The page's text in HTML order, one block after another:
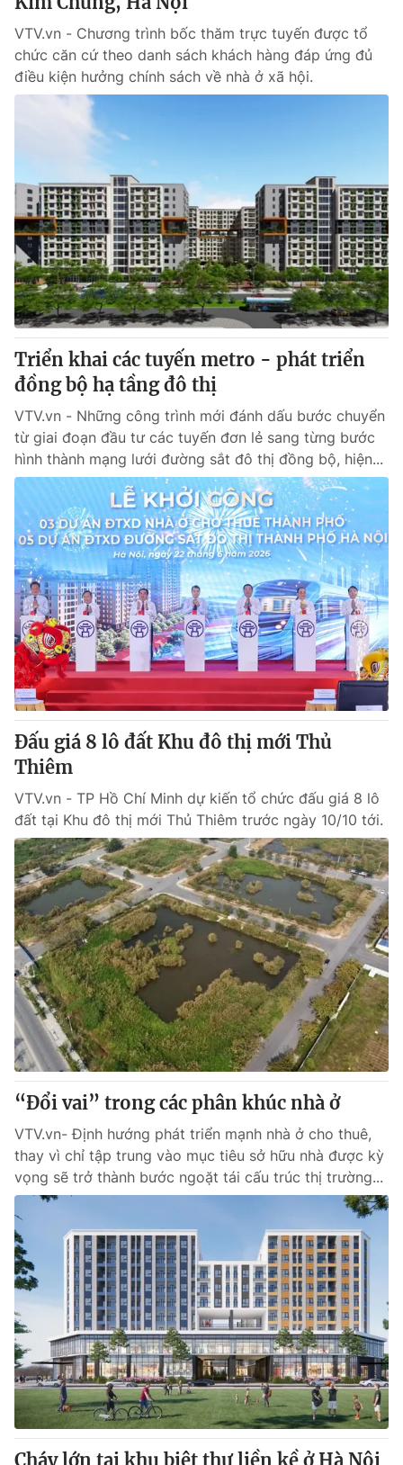
Liên hệ tòa soạn
Theo dõi báo trên
Cơ quan chủ quản:Đài Truyền hình Việt Nam
Cơ quan báo chí:Thời báo VTV
Giấy phép hoạt động báo in và báo điện tử số 483/GP-BTTTT
cấp ngày 29/12/2023
Tổng Biên tập:Vũ Thanh Thủy
Phó Tổng Biên tập:Nguyễn Thị Mỹ Hạnh, Phạm Quốc Thắng,
Nguyễn Trọng Ninh
Tổng đài VTV:024.38 355 931 - 024.38 355 932
Ðiện thoại Thời báo VTV:
024.66 897 897
Email:toasoan@vtv.vn
Liên hệ quảng cáo: 024-7300.7108
® Cấm sao chép dưới mọi hình thức nếu không có sự chấp
thuận bằng văn bản. Ghi rõ nguồn VTV.vn khi phát hành lại
thông tin từ website này.
VTV.vn - Chương trình bốc thăm trực tuyến được tổ
chức căn cứ theo danh sách khách hàng đáp ứng đủ
điều kiện hưởng chính sách về nhà ở xã hội.
Triển khai các tuyến metro - phát triển
đồng bộ hạ tầng đô thị
VTV.vn - Những công trình mới đánh dấu bước chuyển
từ giai đoạn đầu tư các tuyến đơn lẻ sang từng bước
hình thành mạng lưới đường sắt đô thị đồng bộ, hiện...
Đấu giá 8 lô đất Khu đô thị mới Thủ
Thiêm
VTV.vn - TP Hồ Chí Minh dự kiến tổ chức đấu giá 8 lô
đất tại Khu đô thị mới Thủ Thiêm trước ngày 10/10 tới.
“Đổi vai” trong các phân khúc nhà ở
VTV.vn- Định hướng phát triển mạnh nhà ở cho thuê,
thay vì chỉ tập trung vào mục tiêu sở hữu nhà được kỳ
vọng sẽ trở thành bước ngoặt tái cấu trúc thị trường...
Cháy lớn tại khu biệt thự liền kề ở Hà Nội